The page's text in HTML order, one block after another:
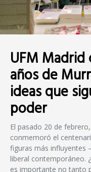
UFM Madrid
años de
ideas que
poder
El pasado 20 de
conmemoró el
figuras más
liberal contemporáneo.
es importante no tanto